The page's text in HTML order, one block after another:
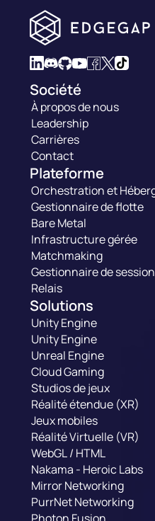
Société
À propos de nous
Leadership
Carrières
Contact
Plateforme
Orchestration et
Gestionnaire de flotte
Bare Metal
Infrastructure gérée
Matchmaking
Gestionnaire de session
Relais
Solutions
Unity Engine
Unity Engine
Unreal Engine
Cloud Gaming
Studios de jeux
Réalité étendue (XR)
Jeux mobiles
Réalité Virtuelle (VR)
WebGL / HTML
Nakama - Heroic Labs
Mirror Networking
PurrNet Networking